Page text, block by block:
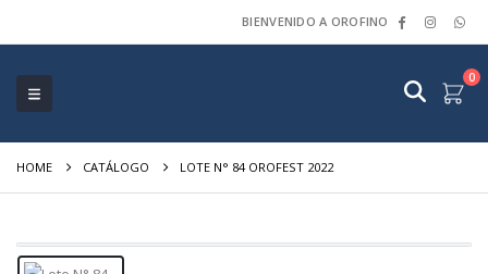
BIENVENIDO A OROFINO
0
HOME CATÁLOGO LOTE N° 84 OROFEST 2022